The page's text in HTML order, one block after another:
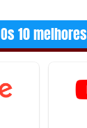
Os 10 melhores